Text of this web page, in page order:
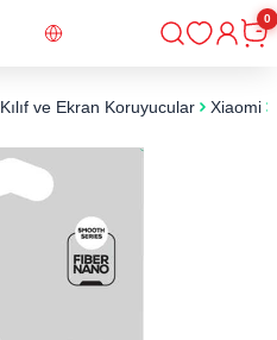
Giriş
0
Kılıf ve Ekran Koruyucular Xiaomi